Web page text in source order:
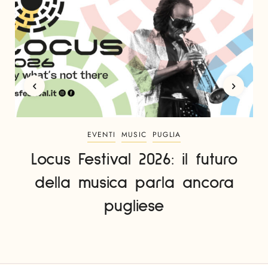
EVENTI MUSIC PUGLIA
Locus Festival 2026: il futuro
della musica parla ancora
pugliese